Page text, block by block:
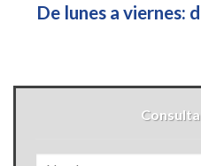
De lunes a viernes: